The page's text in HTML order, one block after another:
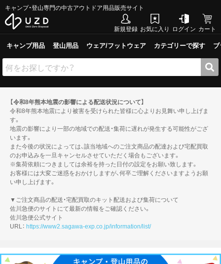
キャンプ・登山専門の中古アウトドア用品販売サイト
新規登録 お気に入り ログイン カート
キャンプ用品 登山用品 ウェア/フットウェア カテゴリーで探す
【令和8年熊本地震の影響による配送状況について】
令和8年熊本地震により被害を受けられた皆様に心よりお見舞い申し上げま
す。
地震の影響により一部の地域での配送・集荷に遅れが発生する可能性がござ
います。
また今後の状況によっては、該当地域へのご注文商品の配達および宅配買取
のお申込みを一旦キャンセルさせていただく場合もございます。
※集荷依頼につきましては余裕を持った日付の設定をお願い致します。
お客様には大変ご迷惑をおかけしますが、何卒ご理解くださいますようお願
い申し上げます。
▼ご注文商品の配送・宅配買取のキット配送および集荷について
佐川急便のサイトにて最新の情報をご確認ください。
佐川急便公式サイト
URL： https://www2.sagawa-exp.co.jp/information/list/